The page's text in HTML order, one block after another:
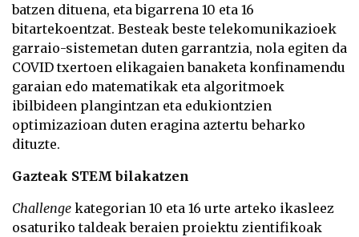
batzen dituena, eta bigarrena 10 eta 16
bitartekoentzat. Besteak beste telekomunikazioek
garraio-sistemetan duten garrantzia, nola egiten da
COVID txertoen elikagaien banaketa konfinamendu
garaian edo matematikak eta algoritmoek
ibilbideen plangintzan eta edukiontzien
optimizazioan duten eragina aztertu beharko
dituzte.
Gazteak STEM bilakatzen
Challenge kategorian 10 eta 16 urte arteko ikasleez
osaturiko taldeak beraien proiektu zientifikoak